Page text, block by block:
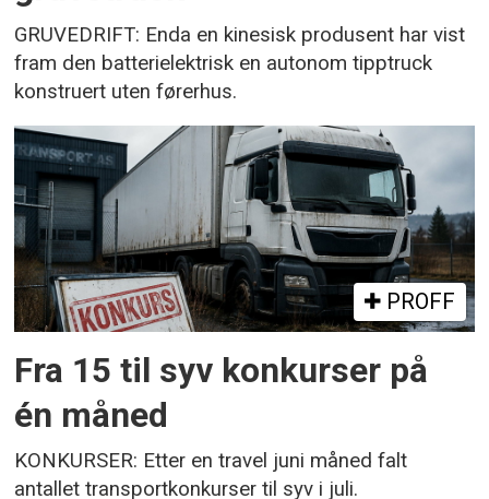
GRUVEDRIFT: Enda en kinesisk produsent har vist
fram den batterielektrisk en autonom tipptruck
konstruert uten førerhus.
PROFF
Fra 15 til syv konkurser på
én måned
KONKURSER: Etter en travel juni måned falt
antallet transportkonkurser til syv i juli.